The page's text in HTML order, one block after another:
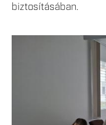
biztosításában.